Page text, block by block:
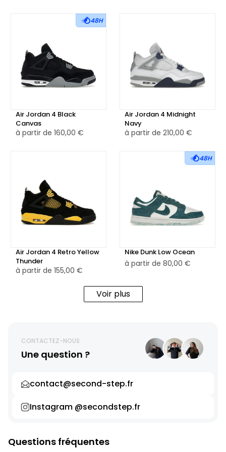
48H
Air Jordan 4 Black
Canvas
à partir de 160,00 €
Air Jordan 4 Midnight
Navy
à partir de 210,00 €
Air Jordan 4 Retro Yellow
Thunder
à partir de 155,00 €
48H
Nike Dunk Low Ocean
à partir de 80,00 €
Voir plus
CONTACTEZ-NOUS
Une question ?
contact@second-step.fr
Instagram @secondstep.fr
Questions fréquentes